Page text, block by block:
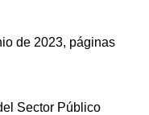
de 2023, páginas
Sector Público